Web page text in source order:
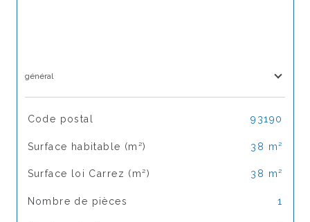
général
TRAD_SIROCCO_Caracteristique
Code postal 93190
Surface habitable (m²) 38 m²
Surface loi Carrez (m²) 38 m²
Nombre de pièces 1